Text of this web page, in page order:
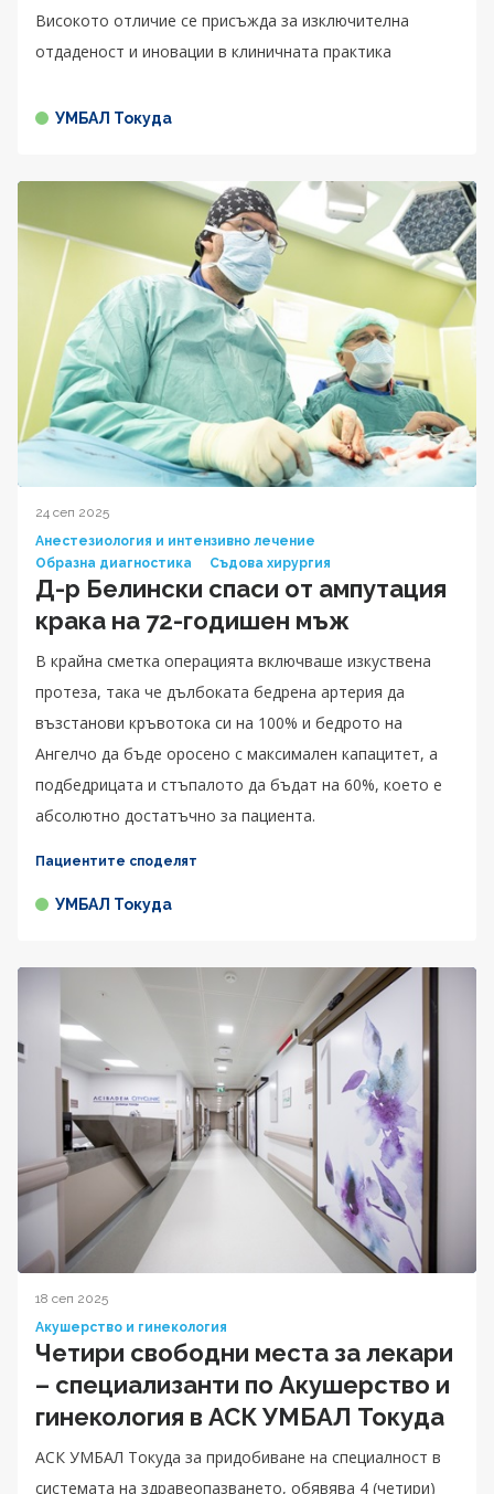
Високото отличие се присъжда за изключителна
отдаденост и иновации в клиничната практика
УМБАЛ Токуда
24 сеп 2025
Анестезиология и интензивно лечение
Образна диагностика
Съдова хирургия
Д-р Белински спаси от ампутация
крака на 72-годишен мъж
В крайна сметка операцията включваше изкуствена
протеза, така че дълбоката бедрена артерия да
възстанови кръвотока си на 100% и бедрото на
Ангелчо да бъде оросено с максимален капацитет, а
подбедрицата и стъпалото да бъдат на 60%, което е
абсолютно достатъчно за пациента.
Пациентите споделят
УМБАЛ Токуда
18 сеп 2025
Акушерство и гинекология
Четири свободни места за лекари
– специализанти по Акушерство и
гинекология в АСК УМБАЛ Токуда
АСК УМБАЛ Токуда за придобиване на специалност в
системата на здравеопазването, обявява 4 (четири)